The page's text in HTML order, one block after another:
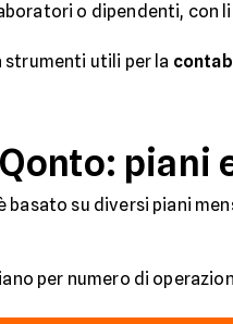
o dipendenti,
utili per la
piani
basato su diversi piani
per numero di